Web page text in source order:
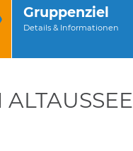
Gruppenziel
Details & Informationen